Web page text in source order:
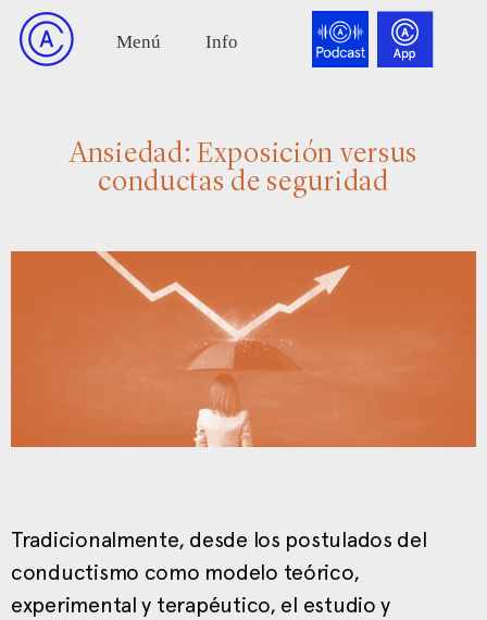
Ansiedad: Exposición versus
conductas de seguridad
Tradicionalmente, desde los postulados del
conductismo como modelo teórico,
experimental y terapéutico, el estudio y